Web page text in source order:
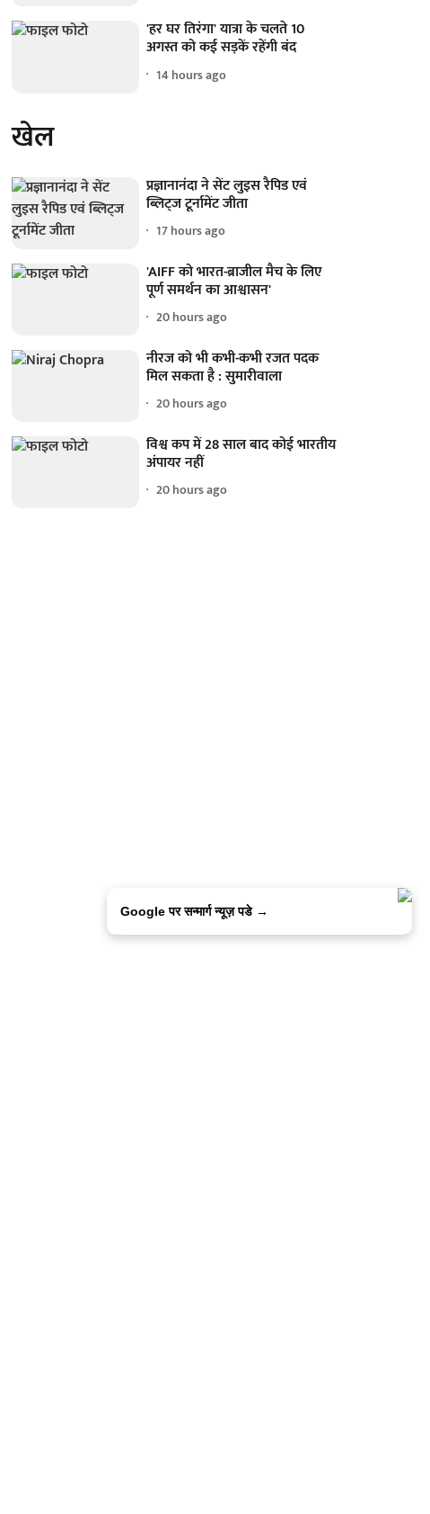
'हर घर तिरंगा' यात्रा के चलते 10
अगस्त को कई सड़कें रहेंगी बंद
14 hours ago
खेल
प्रज्ञानानंदा ने सेंट लुइस रैपिड एवं
ब्लिट्ज टूर्नामेंट जीता
17 hours ago
'AIFF को भारत-ब्राजील मैच के लिए
पूर्ण समर्थन का आश्वासन'
20 hours ago
नीरज को भी कभी-कभी रजत पदक
मिल सकता है : सुमारीवाला
20 hours ago
विश्व कप में 28 साल बाद कोई भारतीय
अंपायर नहीं
20 hours ago
Google पर सन्मार्ग न्यूज़ पडे →